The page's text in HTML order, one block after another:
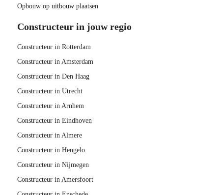
Opbouw op uitbouw plaatsen
Constructeur in jouw regio
Constructeur in Rotterdam
Constructeur in Amsterdam
Constructeur in Den Haag
Constructeur in Utrecht
Constructeur in Arnhem
Constructeur in Eindhoven
Constructeur in Almere
Constructeur in Hengelo
Constructeur in Nijmegen
Constructeur in Amersfoort